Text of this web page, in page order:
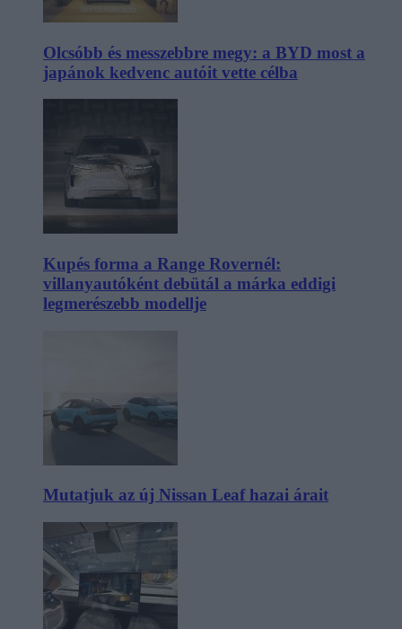
Olcsóbb és messzebbre megy: a BYD most a
japánok kedvenc autóit vette célba
Kupés forma a Range Rovernél:
villanyautóként debütál a márka eddigi
legmerészebb modellje
Mutatjuk az új Nissan Leaf hazai árait